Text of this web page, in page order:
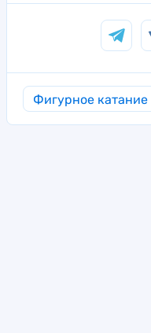
Фигурное катание